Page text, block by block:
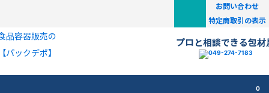
お問い合わせ
特定商取引の表示
品容器販売の
【パックデポ】
プロと相談できる包材
0